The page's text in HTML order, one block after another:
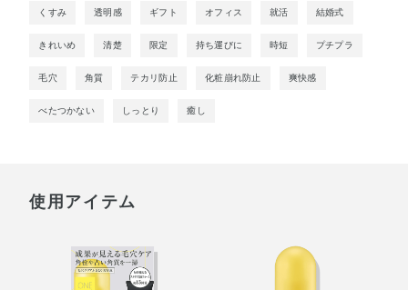
くすみ 透明感 ギフト オフィス 就活 結婚式
きれいめ 清楚 限定 持ち運びに 時短 プチプラ
毛穴 角質 テカリ防止 化粧崩れ防止 爽快感
べたつかない しっとり 癒し
使用アイテム